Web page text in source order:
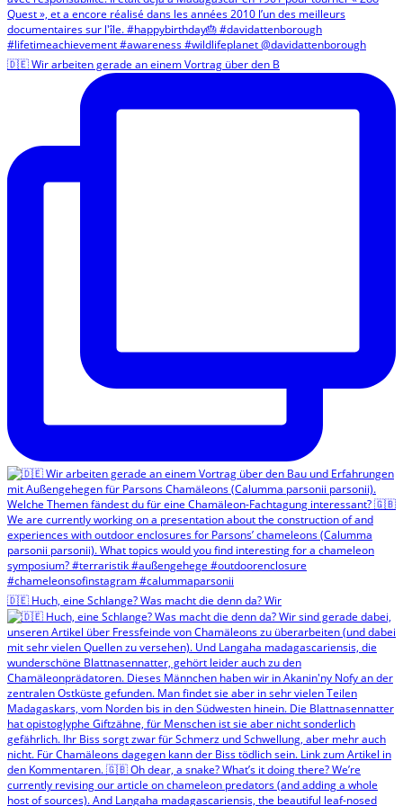
🇩🇪 Wir arbeiten gerade an einem Vortrag über den B
🇩🇪 Huch, eine Schlange? Was macht die denn da? Wir